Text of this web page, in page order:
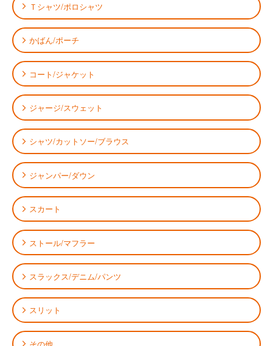
Ｔシャツ/ポロシャツ
かばん/ポーチ
コート/ジャケット
ジャージ/スウェット
シャツ/カットソー/ブラウス
ジャンパー/ダウン
スカート
ストール/マフラー
スラックス/デニム/パンツ
スリット